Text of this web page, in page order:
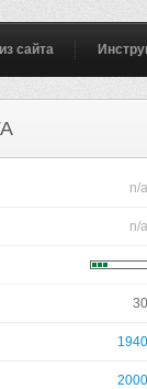
сайта
n/a
n/a
30
1940
2000